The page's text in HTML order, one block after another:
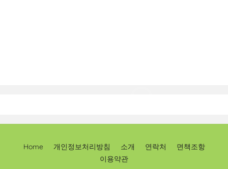
Home 개인정보처리방침 소개 연락처
면책조항
이용약관